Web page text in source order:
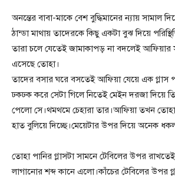
অনন্তের বাবা-মাকে বেশ বুদ্ধিমানের ন্যায় সামাল
ঠান্ডা মাথায় তাদেরকে কিছু একটা বুঝ দিয়ে
তারা চলে যেতেই জামাকাপড় না বদলেই আফিয়ার
এসেছে তোহা।
তাদের বসার ঘরে বসতেই আফিয়া যেয়ে এক গ্লাস
ঢকঢক করে সেটা গিলে নিতেই মেইন দরজা দিয়ে
পেলো সে।থমথমে চেহারা তার।আফিয়া তখন
হাত বুলিয়ে দিচ্ছে।মেয়েটার উপর দিয়ে অনেক
তোহা পানির গ্লাসটা সামনে টেবিলের উপর
লাগানোর শব্দ কানে এলো।কাঁচের টেবিলের উপর